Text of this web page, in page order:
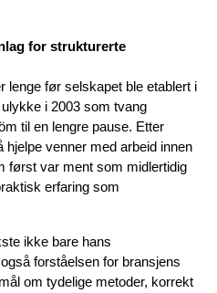
for strukturerte
lenge før selskapet ble etablert i
i 2003 som tvang
til en lengre pause. Etter
hjelpe venner med arbeid innen
først var ment som midlertidig
erfaring som
ikke bare hans
forståelsen for bransjens
om tydelige metoder, korrekt